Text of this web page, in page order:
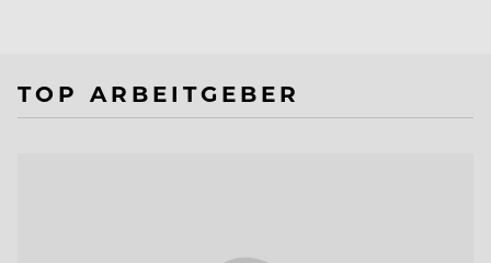
TOP ARBEITGEBER